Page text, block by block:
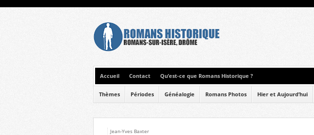
Accueil Contact Qu’est-ce que Romans Historique ?
Thèmes Périodes Généalogie Romans Photos Hier et Aujourd’hui
Jean-Yves Baxter